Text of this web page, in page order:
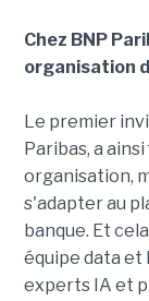
Chez BNP
organisation
Le premier
Paribas, a
organisation,
s'adapter au
banque. Et
équipe data
experts IA et